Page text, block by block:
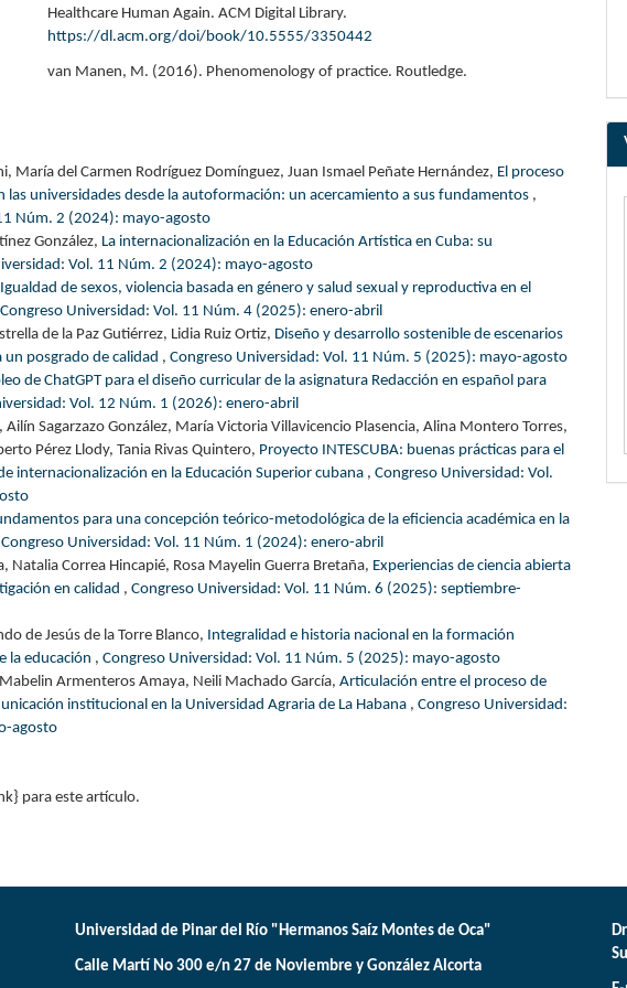
Healthcare Human Again. ACM Digital Library.
https://dl.acm.org/doi/book/10.5555/3350442
van Manen, M. (2016). Phenomenology of practice. Routledge.
María del Carmen Rodríguez Domínguez, Juan Ismael Peñate Hernández, El proceso
las universidades desde la autoformación: un acercamiento a sus fundamentos ,
Núm. 2 (2024): mayo-agosto
González, La internacionalización en la Educación Artística en Cuba: su
Vol. 11 Núm. 2 (2024): mayo-agosto
Igualdad de sexos, violencia basada en género y salud sexual y reproductiva en el
Congreso Universidad: Vol. 11 Núm. 4 (2025): enero-abril
de la Paz Gutiérrez, Lidia Ruiz Ortiz, Diseño y desarrollo sostenible de escenarios
posgrado de calidad , Congreso Universidad: Vol. 11 Núm. 5 (2025): mayo-agosto
de ChatGPT para el diseño curricular de la asignatura Redacción en español para
Vol. 12 Núm. 1 (2026): enero-abril
Sagarzazo González, María Victoria Villavicencio Plasencia, Alina Montero Torres,
Pérez Llody, Tania Rivas Quintero, Proyecto INTESCUBA: buenas prácticas para el
internacionalización en la Educación Superior cubana , Congreso Universidad: Vol.
para una concepción teórico-metodológica de la eficiencia académica en la
Congreso Universidad: Vol. 11 Núm. 1 (2024): enero-abril
Natalia Correa Hincapié, Rosa Mayelin Guerra Bretaña, Experiencias de ciencia abierta
en calidad , Congreso Universidad: Vol. 11 Núm. 6 (2025): septiembre-
de Jesús de la Torre Blanco, Integralidad e historia nacional en la formación
la educación , Congreso Universidad: Vol. 11 Núm. 5 (2025): mayo-agosto
Armenteros Amaya, Neili Machado García, Articulación entre el proceso de
institucional en la Universidad Agraria de La Habana , Congreso Universidad:
agosto
para este artículo.
Universidad de Pinar del Río "Hermanos Saíz Montes de Oca"
Calle Martí No 300 e/n 27 de Noviembre y González Alcorta